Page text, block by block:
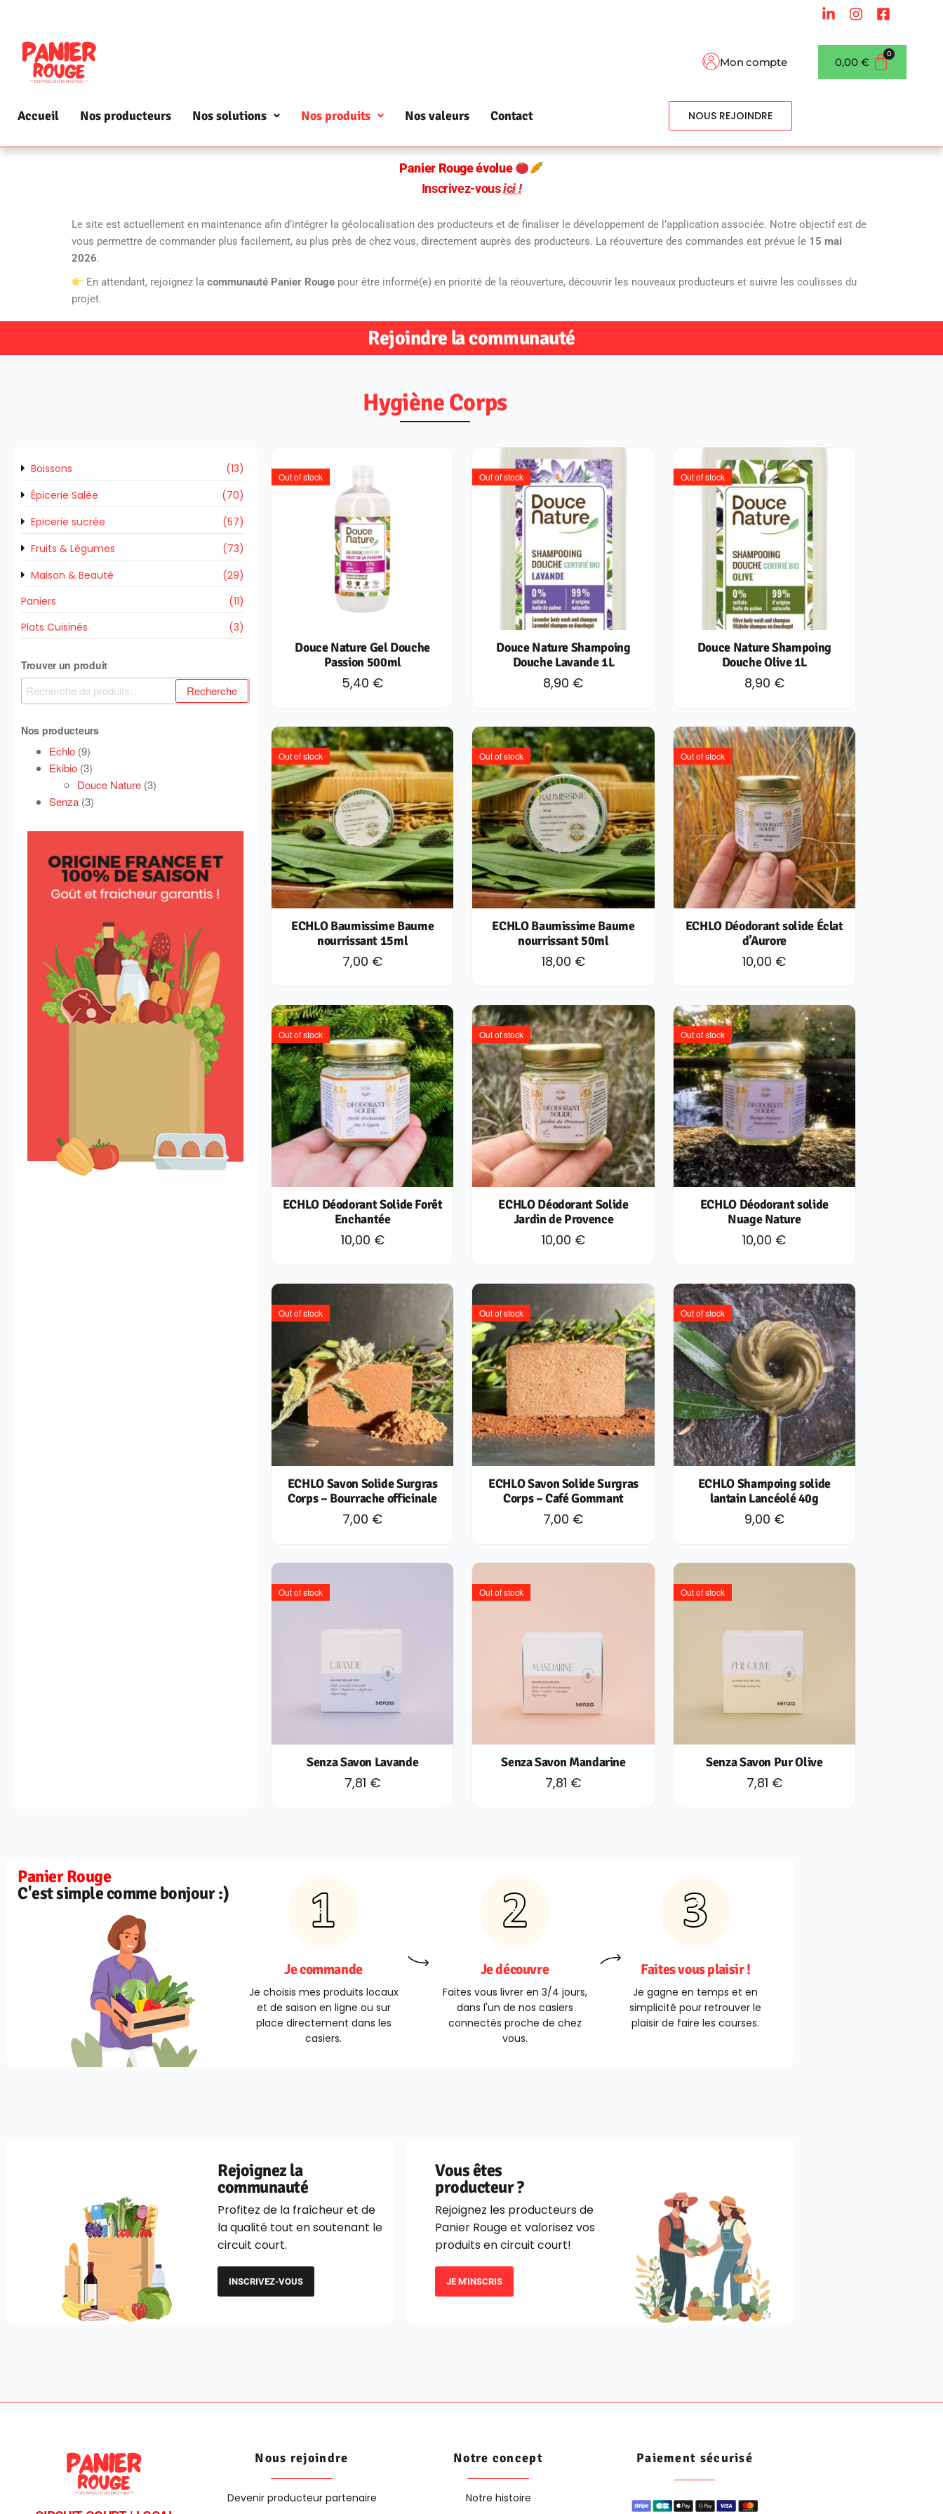
Mon compte 0,00 €
Accueil Nos producteurs Nos solutions Nos produits Nos valeurs Contact NOUS REJOINDRE
Panier Rouge évolue
Inscrivez-vousici !
Le site est actuellement en maintenance afin d’intégrer la géolocalisation des producteurs et de finaliser le développement de l’application associée. Notre objectif est de
vous permettre de commander plus facilement, au plus près de chez vous, directement auprès des producteurs. La réouverture des commandes est prévue le 15 mai
2026.
En attendant, rejoignez lacommunauté Panier Rouge pour être informé(e) en priorité de la réouverture, découvrir les nouveaux producteurs et suivre les coulisses du
projet.
Rejoindre la communauté
Hygiène Corps
Boissons
(13)
Épicerie Salée
(70)
Epicerie sucrée
(57)
Fruits & Légumes
(73)
Maison & Beauté
(29)
Paniers
(11)
Plats Cuisinés
(3)
Trouver un produit
Recherche
Nos producteurs
Echlo (9)
Ekibio (3)
Douce Nature (3)
Senza (3)
Out of stock
Douce Nature Gel Douche
Passion 500ml
5,40 €
Out of stock
Douce Nature Shampoing
Douche Lavande 1L
8,90 €
Out of stock
Douce Nature Shampoing
Douche Olive 1L
8,90 €
Out of stock
ECHLO Baumissime Baume
nourrissant 15ml
7,00 €
Out of stock
ECHLO Baumissime Baume
nourrissant 50ml
18,00 €
Out of stock
ECHLO Déodorant solide Éclat
d’Aurore
10,00 €
Out of stock
ECHLO Déodorant Solide Forêt
Enchantée
10,00 €
Out of stock
ECHLO Déodorant Solide
Jardin de Provence
10,00 €
Out of stock
ECHLO Déodorant solide
Nuage Nature
10,00 €
Out of stock
ECHLO Savon Solide Surgras
Corps – Bourrache officinale
7,00 €
Out of stock
ECHLO Savon Solide Surgras
Corps – Café Gommant
7,00 €
Out of stock
ECHLO Shampoing solide
lantain Lancéolé 40g
9,00 €
Out of stock
Senza Savon Lavande
7,81 €
Out of stock
Senza Savon Mandarine
7,81 €
Out of stock
Senza Savon Pur Olive
7,81 €
Panier Rouge
C'est simple comme bonjour :)
Je commande
Je choisis mes produits locaux
et de saison en ligne ou sur
place directement dans les
casiers.
Je découvre
Faites vous livrer en 3/4 jours,
dans l'un de nos casiers
connectés proche de chez
vous.
Faites vous plaisir !
Je gagne en temps et en
simplicité pour retrouver le
plaisir de faire les courses.
Rejoignez la
communauté
Profitez de la fraîcheur et de
la qualité tout en soutenant le
circuit court.
INSCRIVEZ-VOUS
Vous êtes
producteur ?
Rejoignez les producteurs de
Panier Rouge et valorisez vos
produits en circuit court!
JE M'INSCRIS
Nous rejoindre
Devenir producteur partenaire
Notre concept
Notre histoire
Paiement sécurisé